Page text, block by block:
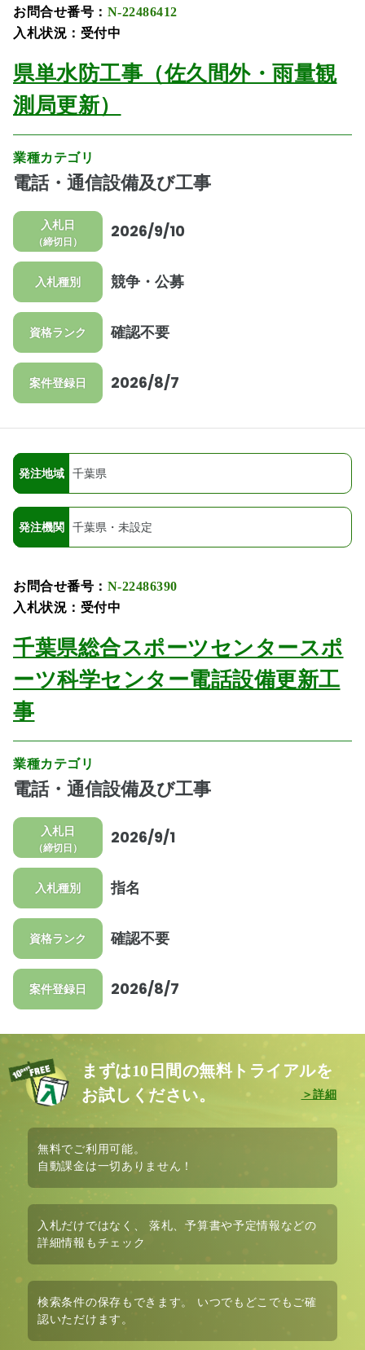
お問合せ番号： N-22486412
入札状況：受付中
県単水防工事（佐久間外・雨量観
測局更新）
業種カテゴリ
電話・通信設備及び工事
入札日
（締切日）
2026/9/10
入札種別 競争・公募
資格ランク 確認不要
案件登録日 2026/8/7
発注地域 千葉県
発注機関 千葉県・未設定
お問合せ番号： N-22486390
入札状況：受付中
千葉県総合スポーツセンタースポ
ーツ科学センター電話設備更新工
事
業種カテゴリ
電話・通信設備及び工事
入札日
（締切日）
2026/9/1
入札種別 指名
資格ランク 確認不要
案件登録日 2026/8/7
まずは10日間の無料トライアルを
お試しください。
無料でご利用可能。
自動課金は一切ありません！
入札だけではなく、 落札、予算書や予定情報などの
詳細情報もチェック
検索条件の保存も できます。 いつでもどこでもご確
認いただけます。